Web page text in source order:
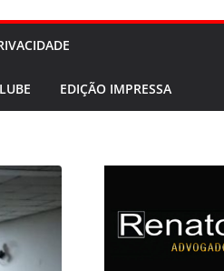
EDIÇÃO IMPRESSA